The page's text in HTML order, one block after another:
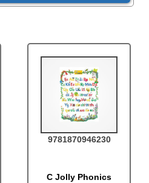
9781870946230
C Jolly Phonics